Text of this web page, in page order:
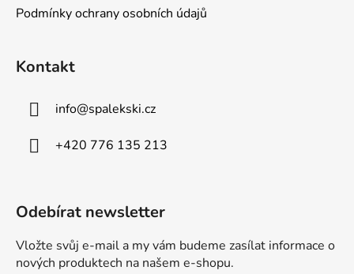
Podmínky ochrany osobních údajů
Kontakt
info@spalekski.cz
+420 776 135 213
Odebírat newsletter
Vložte svůj e-mail a my vám budeme zasílat informace o
nových produktech na našem e-shopu.